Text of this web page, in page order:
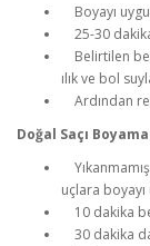
Boyayı
25-30
Belirtilen
ılık ve bol
Ardından
Doğal Saçı
uçlara boyayı
10 dakika
30 dakika